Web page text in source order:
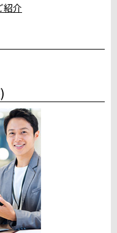
第一ビル）
ー
ー
階
会場）
新宿ビル）
席
センター
紹介